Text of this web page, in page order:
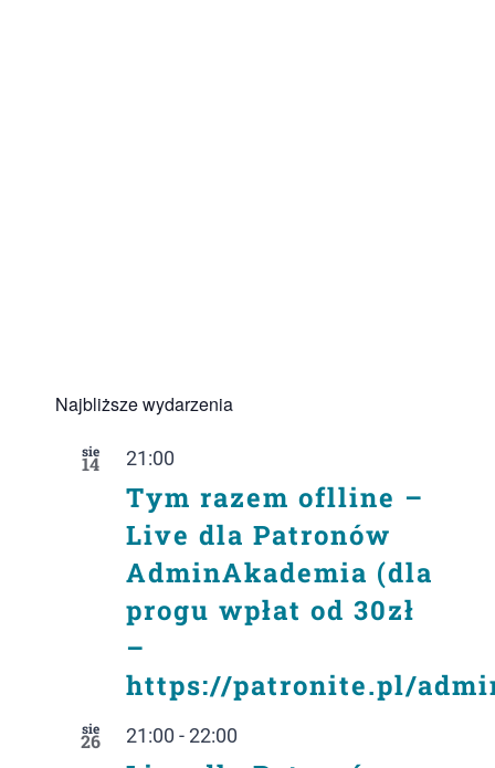
Najbliższe wydarzenia
sie
14 21:00
Tym razem oflline –
Live dla Patronów
AdminAkademia (dla
progu wpłat od 30zł
–
https://patronite.pl/
sie
26 21:00 - 22:00